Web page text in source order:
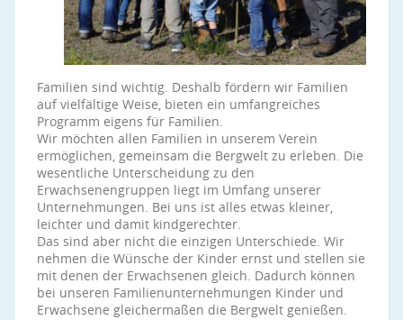
Familien sind wichtig. Deshalb fördern wir Familien
auf vielfältige Weise, bieten ein umfangreiches
Programm eigens für Familien.
Wir möchten allen Familien in unserem Verein
ermöglichen, gemeinsam die Bergwelt zu erleben. Die
wesentliche Unterscheidung zu den
Erwachsenengruppen liegt im Umfang unserer
Unternehmungen. Bei uns ist alles etwas kleiner,
leichter und damit kindgerechter.
Das sind aber nicht die einzigen Unterschiede. Wir
nehmen die Wünsche der Kinder ernst und stellen sie
mit denen der Erwachsenen gleich. Dadurch können
bei unseren Familienunternehmungen Kinder und
Erwachsene gleichermaßen die Bergwelt genießen.